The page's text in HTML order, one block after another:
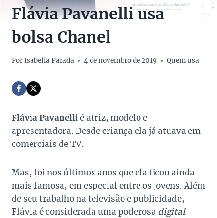
Flávia Pavanelli usa
bolsa Chanel
PorIsabella Parada 4 de novembro de 2019 Quem usa
Flávia Pavanellié atriz, modelo e
apresentadora. Desde criança ela já atuava em
comerciais de TV.
Mas, foi nos últimos anos que ela ficou ainda
mais famosa, em especial entre os jovens. Além
de seu trabalho na televisão e publicidade,
Flávia é considerada uma poderosa digital